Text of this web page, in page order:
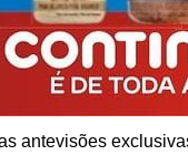
antevisões